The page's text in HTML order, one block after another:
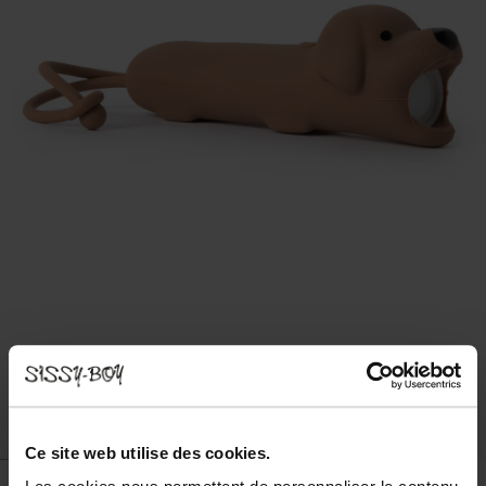
Ce site web utilise des cookies.